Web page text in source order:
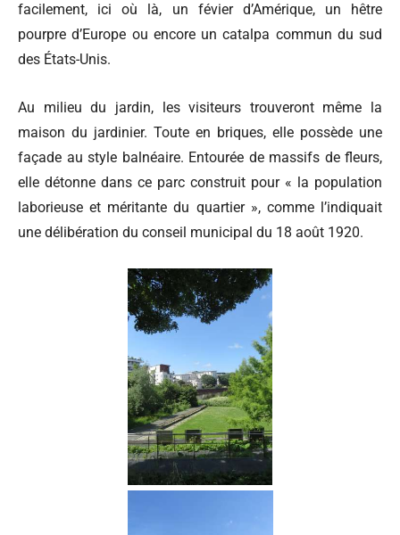
facilement, ici où là, un févier d’Amérique, un hêtre
pourpre d’Europe ou encore un catalpa commun du sud
des États-Unis.
Au milieu du jardin, les visiteurs trouveront même la
maison du jardinier. Toute en briques, elle possède une
façade au style balnéaire. Entourée de massifs de fleurs,
elle détonne dans ce parc construit pour « la population
laborieuse et méritante du quartier », comme l’indiquait
une délibération du conseil municipal du 18 août 1920.